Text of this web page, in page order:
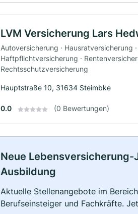
LVM Versicherung Lars
Autoversicherung · Hausratversicherung
Haftpflichtversicherung ·
Rechtsschutzversicherung
Hauptstraße 10, 31634 Steimbke
0.0 (0 Bewertungen)
Neue Lebensversicherung-
Ausbildung
Aktuelle Stellenangebote im
Berufseinsteiger und Fachkräfte.